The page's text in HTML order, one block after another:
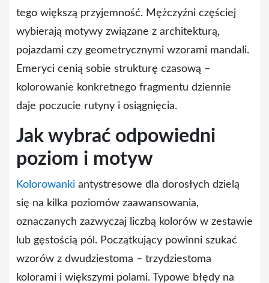
tego większą przyjemność. Mężczyźni częściej
wybierają motywy związane z architekturą,
pojazdami czy geometrycznymi wzorami mandali.
Emeryci cenią sobie strukturę czasową –
kolorowanie konkretnego fragmentu dziennie
daje poczucie rutyny i osiągnięcia.
Jak wybrać odpowiedni
poziom i motyw
Kolorowanki antystresowe dla dorosłych dzielą
się na kilka poziomów zaawansowania,
oznaczanych zazwyczaj liczbą kolorów w zestawie
lub gęstością pól. Początkujący powinni szukać
wzorów z dwudziestoma – trzydziestoma
kolorami i większymi polami. Typowe błędy na